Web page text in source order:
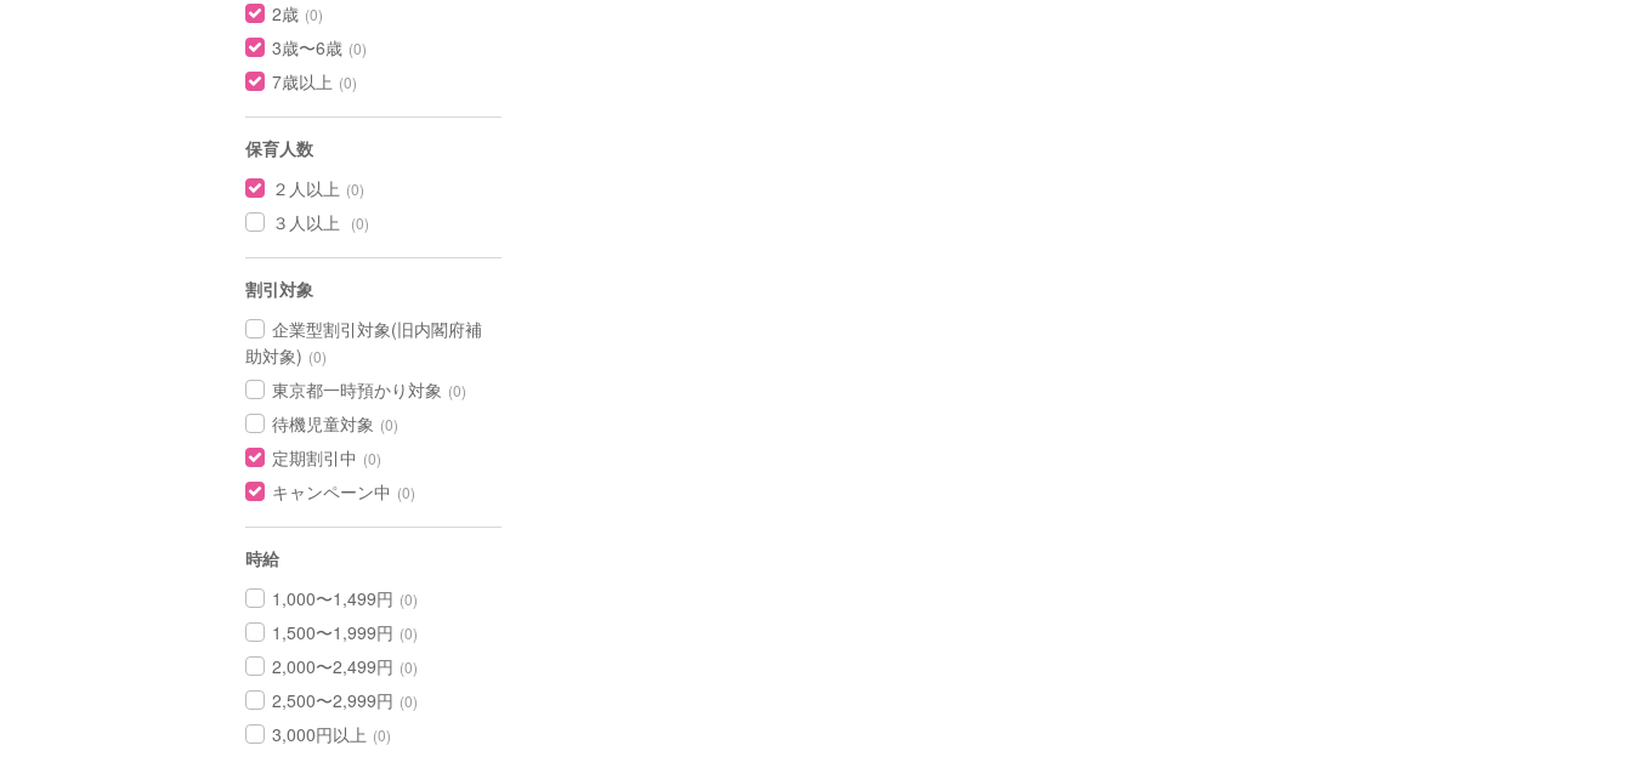
2歳 (0)
3歳〜6歳 (0)
7歳以上 (0)
保育人数
２人以上 (0)
３人以上 (0)
割引対象
企業型割引対象(旧内閣府補
助対象) (0)
東京都一時預かり対象 (0)
待機児童対象 (0)
定期割引中 (0)
キャンペーン中 (0)
時給
1,000〜1,499円 (0)
1,500〜1,999円 (0)
2,000〜2,499円 (0)
2,500〜2,999円 (0)
3,000円以上 (0)